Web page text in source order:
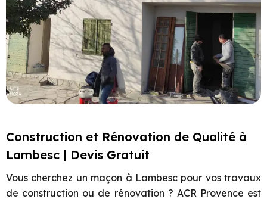
Construction et Rénovation de Qualité à
Lambesc | Devis Gratuit
Vous cherchez un maçon à Lambesc pour vos travaux
de construction ou de rénovation ? ACR Provence est